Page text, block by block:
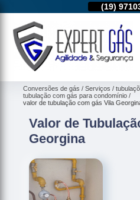
(19)
Conversões de gás Serviços
tubulação com gás para condomínio
valor de tubulação com gás Vila
Valor de
Georgina